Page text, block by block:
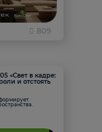
809
«Свет в кадре:
и отстоять